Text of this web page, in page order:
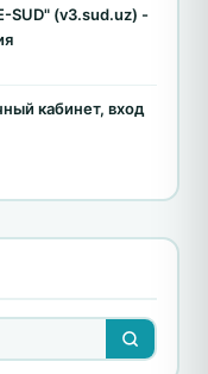
SUD" (v3.sud.uz) -
кабинет, вход